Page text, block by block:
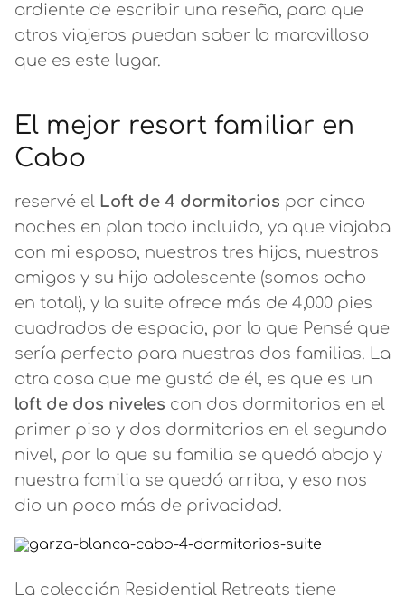
ardiente de escribir una reseña, para que
otros viajeros puedan saber lo maravilloso
que es este lugar.
El mejor resort familiar en
Cabo
reservé el Loft de 4 dormitorios por cinco
noches en plan todo incluido, ya que viajaba
con mi esposo, nuestros tres hijos, nuestros
amigos y su hijo adolescente (somos ocho
en total), y la suite ofrece más de 4,000 pies
cuadrados de espacio, por lo que Pensé que
sería perfecto para nuestras dos familias. La
otra cosa que me gustó de él, es que es un
loft de dos niveles con dos dormitorios en el
primer piso y dos dormitorios en el segundo
nivel, por lo que su familia se quedó abajo y
nuestra familia se quedó arriba, y eso nos
dio un poco más de privacidad.
La colección Residential Retreats tiene